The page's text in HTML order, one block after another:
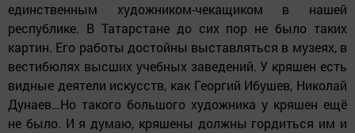
единственным художни­ком-чекащиком в нашей
республике. В Татарстане до сих пор не было таких
картин. Его работы до­стойны выставляться в музеях, в
вестибюлях выс­ших учебных заведений. У кряшен есть
видные де­ятели искусств, как Геор­гий Ибушев, Николай
Ду­наев…Но такого большого художника у кряшен ещё
не было. И я думаю, кря­шены должны гордиться им и